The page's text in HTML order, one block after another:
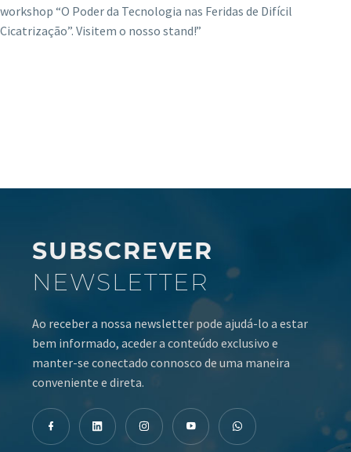
workshop “O Poder da Tecnologia nas Feridas de Difícil
Cicatrização”. Visitem o nosso stand!”
SUBSCREVER
NEWSLETTER
Ao receber a nossa newsletter pode ajudá-lo a estar
bem informado, aceder a conteúdo exclusivo e
manter-se conectado connosco de uma maneira
conveniente e direta.